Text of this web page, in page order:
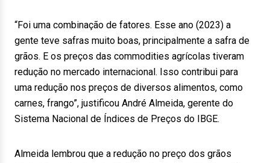
“Foi uma combinação de fatores. Esse ano (2023) a
gente teve safras muito boas, principalmente a safra de
grãos. E os preços das commodities agrícolas tiveram
redução no mercado internacional. Isso contribui para
uma redução nos preços de diversos alimentos, como
carnes, frango”, justificou André Almeida, gerente do
Sistema Nacional de Índices de Preços do IBGE.
Almeida lembrou que a redução no preço dos grãos